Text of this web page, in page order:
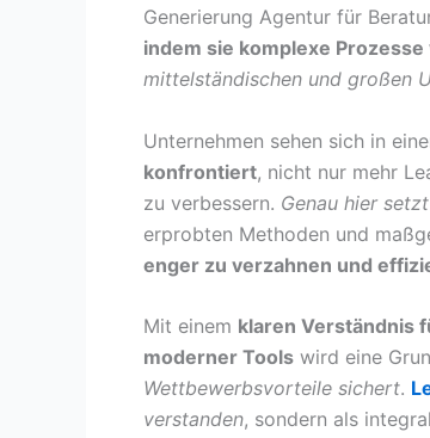
Generierung Agentur für
indem sie komplexe
mittelständischen und großen
Unternehmen sehen sich in
konfrontiert, nicht nur mehr
zu verbessern. Genau hier
erprobten Methoden und
enger zu verzahnen und
Mit einem klaren Verständnis
moderner Tools wird eine
Wettbewerbsvorteile sichert.
verstanden, sondern als